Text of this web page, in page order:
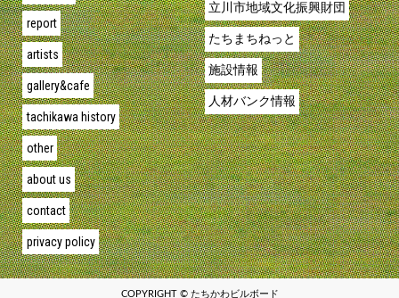
report
artists
gallery&cafe
tachikawa history
other
about us
contact
privacy policy
立川市地域文化振興財団
たちまちねっと
施設情報
人材バンク情報
COPYRIGHT © たちかわビルボード